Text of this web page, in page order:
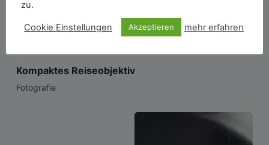
Kompaktes Reiseobjektiv
Fotografie
zu.
Cookie Einstellungen Akzeptieren mehr erfahren